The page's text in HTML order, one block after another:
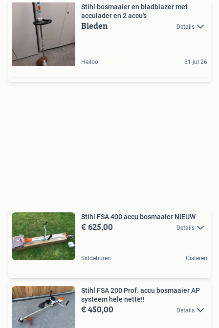
Stihl bosmaaier en bladblazer met
acculader en 2 accu's
Bieden Details
Heiloo 31 jul 26
Stihl FSA 400 accu bosmaaier NIEUW
€ 625,00 Details
Siddeburen Gisteren
Stihl FSA 200 Prof. accu bosmaaier AP
systeem hele nette!!
€ 450,00 Details